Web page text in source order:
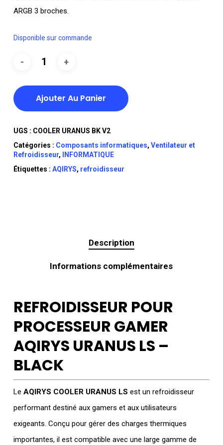
ARGB 3 broches.
Disponible sur commande
Ajouter Au Panier
UGS : COOLER URANUS BK V2
Catégories : Composants informatiques, Ventilateur et
Refroidisseur,
INFORMATIQUE
Étiquettes : AQIRYS, refroidisseur
Description
Informations complémentaires
REFROIDISSEUR POUR
PROCESSEUR GAMER
AQIRYS URANUS LS –
BLACK
Le AQIRYS COOLER URANUS LS est un refroidisseur
performant destiné aux gamers et aux utilisateurs
exigeants. Conçu pour gérer des charges thermiques
importantes, il est compatible avec une large gamme de